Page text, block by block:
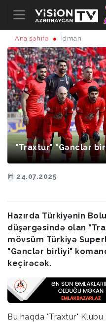
Ana səhifə İdman
"Traxtur" "Gənclər
24.07.2025
Hazırda Türkiyənin
düşərgəsində olan
mövsüm Türkiyə
"Gənclər birliyi"
keçirəcək.
Bu haqda "Traxtur" Klubu